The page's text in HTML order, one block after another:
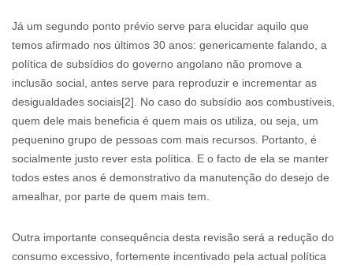
Já um segundo ponto prévio serve para elucidar aquilo que
temos afirmado nos últimos 30 anos: genericamente falando, a
política de subsídios do governo angolano não promove a
inclusão social, antes serve para reproduzir e incrementar as
desigualdades sociais[2]. No caso do subsídio aos combustíveis,
quem dele mais beneficia é quem mais os utiliza, ou seja, um
pequenino grupo de pessoas com mais recursos. Portanto, é
socialmente justo rever esta política. E o facto de ela se manter
todos estes anos é demonstrativo da manutenção do desejo de
amealhar, por parte de quem mais tem.
Outra importante consequência desta revisão será a redução do
consumo excessivo, fortemente incentivado pela actual política